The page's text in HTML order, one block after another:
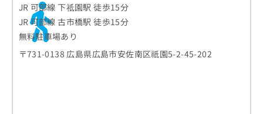
JR 可部線 下祗園駅 徒歩15分
JR 可部線 古市橋駅 徒歩15分
無料駐車場あり
〒731-0138 広島県広島市安佐南区祇園5-2-45-202